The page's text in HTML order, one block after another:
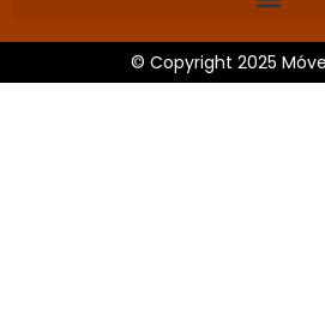
© Copyright 2025